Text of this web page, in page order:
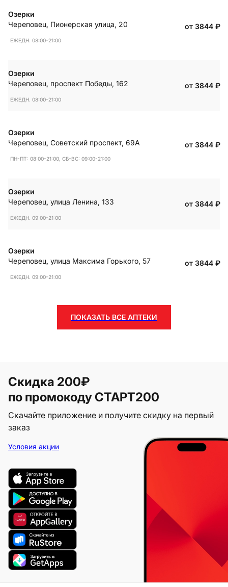
Озерки
Череповец, Пионерская улица, 20
ЕЖЕДН. 08:00-21:00
от 3844 ₽
Озерки
Череповец, проспект Победы, 162
ЕЖЕДН. 08:00-21:00
от 3844 ₽
Озерки
Череповец, Советский проспект, 69А
ПН-ПТ: 08:00-21:00, СБ-ВС: 09:00-21:00
от 3844 ₽
Озерки
Череповец, улица Ленина, 133
ЕЖЕДН. 09:00-21:00
от 3844 ₽
Озерки
Череповец, улица Максима Горького, 57
ЕЖЕДН. 09:00-21:00
от 3844 ₽
ПОКАЗАТЬ ВСЕ АПТЕКИ
Скидка 200₽
по промокоду СТАРТ200
Скачайте приложение и получите скидку на первый
заказ
Условия акции